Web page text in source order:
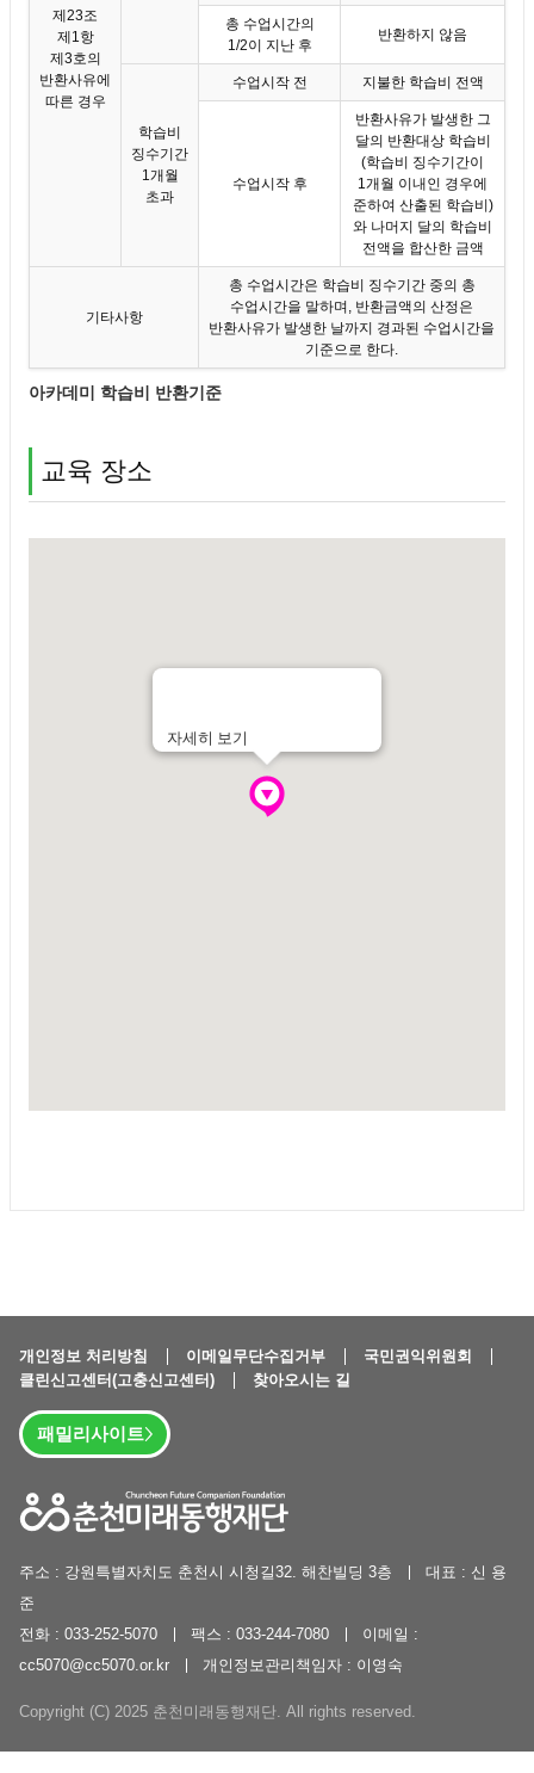
아카데미 학습비 반환기준
제23조
제1항
제3호의
반환사유에
따른 경우
총 수업시간의
1/2이 지난 후
반환하지 않음
학습비
징수기간
1개월
초과
수업시작 전 지불한 학습비 전액
수업시작 후
반환사유가 발생한 그
달의 반환대상 학습비
(학습비 징수기간이
1개월 이내인 경우에
준하여 산출된 학습비)
와 나머지 달의 학습비
전액을 합산한 금액
기타사항
총 수업시간은 학습비 징수기간 중의 총
수업시간을 말하며, 반환금액의 산정은
반환사유가 발생한 날까지 경과된 수업시간을
기준으로 한다.
교육 장소
개인정보 처리방침 이메일무단수집거부
국민권익위원회
클린신고센터(고충신고센터)
찾아오시는 길
패밀리사이트
주소 : 강원특별자치도 춘천시 시청길32. 해찬빌딩 3층
대표 : 신 용
준
전화 : 033-252-5070
팩스 : 033-244-7080
이메일 :
cc5070@cc5070.or.kr
개인정보관리책임자 : 이영숙
Copyright (C) 2025 춘천미래동행재단. All rights reserved.